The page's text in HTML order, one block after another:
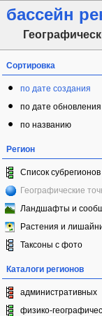
бассейн
Сортировка
по дате создания
по дате обновления
по названию
Регион
Список субрегионов
Географические
Ландшафты и
Растения и
Таксоны с фото
Каталоги регионов
административных
физико-